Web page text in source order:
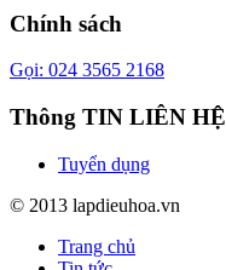
Chính sách
Gọi: 024 3565 2168
Thông TIN LIÊN HỆ
Tuyển dụng
© 2013 lapdieuhoa.vn
Trang chủ